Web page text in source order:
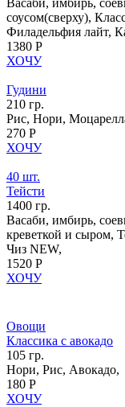
Васаби, имбирь,
соусом(сверху),
Филадельфия лайт,
1380 Р
ХОЧУ
Гудини
210 гр.
Рис, Нори,
270 Р
ХОЧУ
40 шт.
Тейсти
1400 гр.
Васаби, имбирь,
креветкой и сыром,
Чиз NEW,
1520 Р
ХОЧУ
Овощи
Классика с авокадо
105 гр.
Нори, Рис, Авокадо,
180 Р
ХОЧУ